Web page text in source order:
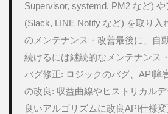
Supervisor, systemd, PM2 など)
(Slack, LINE Notify など) を取り入
のメンテナンス・改善最後に、自
続けるには継続的なメンテナンス
バグ修正: ロジックのバグ、API障
の改良: 収益曲線やヒストリカル
良いアルゴリズムに改良API仕様